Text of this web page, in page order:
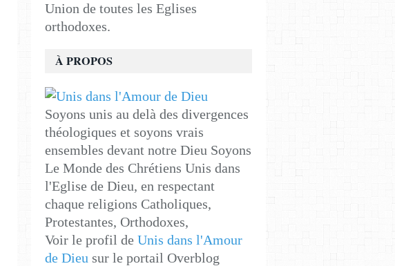
Union de toutes les Eglises
orthodoxes.
À PROPOS
Soyons unis au delà des divergences
théologiques et soyons vrais
ensembles devant notre Dieu Soyons
Le Monde des Chrétiens Unis dans
l'Eglise de Dieu, en respectant
chaque religions Catholiques,
Protestantes, Orthodoxes,
Voir le profil de Unis dans l'Amour
de Dieu sur le portail Overblog